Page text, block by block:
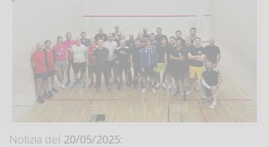
Notizia del 20/05/2025: